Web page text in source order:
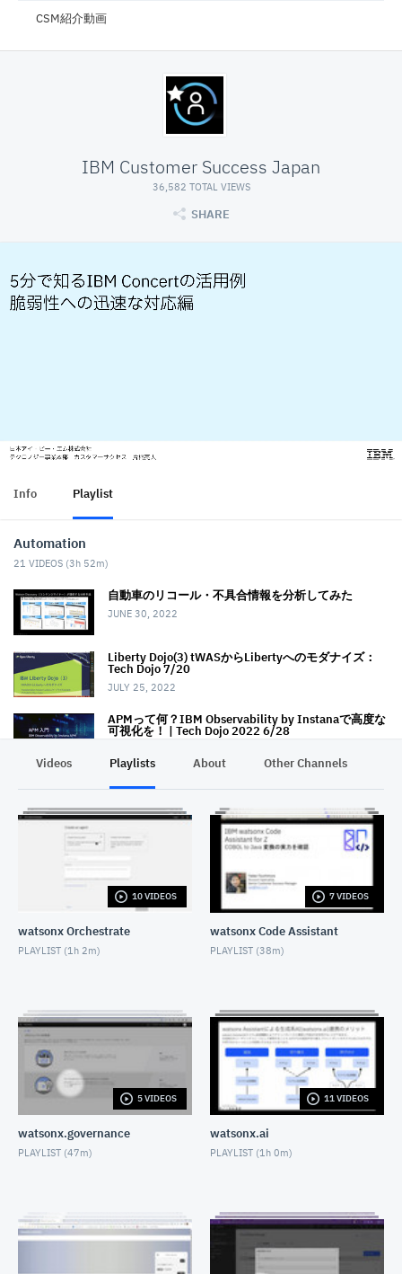
CSM紹介動画
IBM Customer Success Japan
36,582 TOTAL VIEWS
SHARE
Info Playlist
Automation
21 VIDEOS (3h 52m)
自動車のリコール・不具合情報を分析してみた
JUNE 30, 2022
Liberty Dojo(3) tWASからLibertyへのモダナイズ：
Tech Dojo 7/20
JULY 25, 2022
APMって何？IBM Observability by Instanaで高度な
可視化を！ | Tech Dojo 2022 6/28
Transformation AdvisorによるtWASからLibertyへの
Turbonomicの画面に表示されている通貨単位をドル
から円に変更する方法
DECEMBER 15, 2022
【初級】InstanaでWebアプリケーション(JavaScript
編)の障害原因を特定する。
JUNE 22, 2023
InstanaでAWS Serverlessアプリを可視化しよう！
Lambda編
20230628 Instana Overview in 30sec
Instanaでモバイルアプリのシナリオ監視を行う
JUNE 30, 2023
Videos Playlists About Other Channels
10 VIDEOS
watsonx Orchestrate
PLAYLIST (1h 2m)
7 VIDEOS
watsonx Code Assistant
PLAYLIST (38m)
5 VIDEOS
watsonx.governance
PLAYLIST (47m)
11 VIDEOS
watsonx.ai
PLAYLIST (1h 0m)